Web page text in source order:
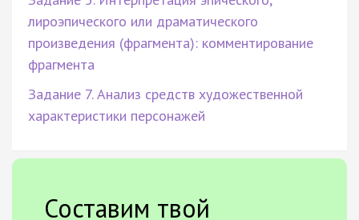
лироэпического или драматического
произведения (фрагмента): комментирование
фрагмента
Задание 7. Анализ средств художественной
характеристики персонажей
Составим твой